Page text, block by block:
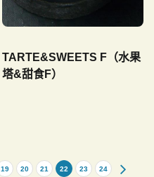
TARTE&SWEETS F（水果
塔&甜食F）
19 20 21 22 23 24